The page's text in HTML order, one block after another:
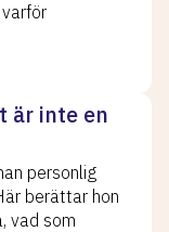
är inte en
personlig
berättar hon
vad som